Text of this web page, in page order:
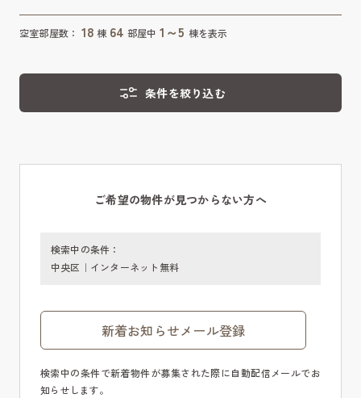
空室部屋数： 18 棟 64 部屋中 1～5 棟を表示
条件を絞り込む
ご希望の物件が見つからない方へ
検索中の条件：
中央区｜インターネット無料
新着お知らせメール登録
検索中の条件で新着物件が募集された際に自動配信メールでお
知らせします。